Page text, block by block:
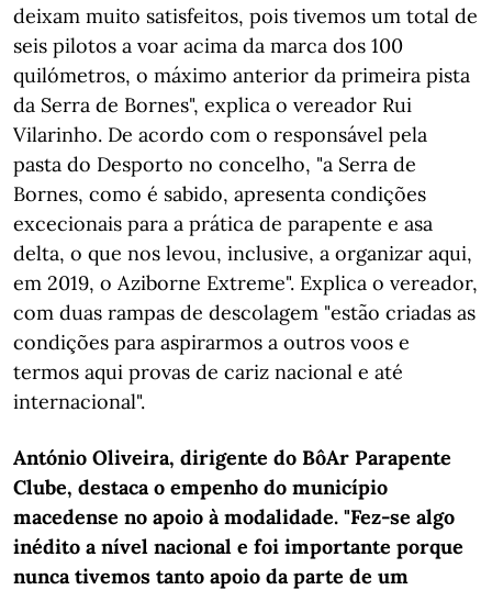
deixam muito satisfeitos, pois tivemos um total de
seis pilotos a voar acima da marca dos 100
quilómetros, o máximo anterior da primeira pista
da Serra de Bornes", explica o vereador Rui
Vilarinho. De acordo com o responsável pela
pasta do Desporto no concelho, "a Serra de
Bornes, como é sabido, apresenta condições
excecionais para a prática de parapente e asa
delta, o que nos levou, inclusive, a organizar aqui,
em 2019, o Aziborne Extreme". Explica o vereador,
com duas rampas de descolagem "estão criadas as
condições para aspirarmos a outros voos e
termos aqui provas de cariz nacional e até
internacional".
António Oliveira, dirigente do BôAr Parapente
Clube, destaca o empenho do município
macedense no apoio à modalidade. "Fez-se algo
inédito a nível nacional e foi importante porque
nunca tivemos tanto apoio da parte de um